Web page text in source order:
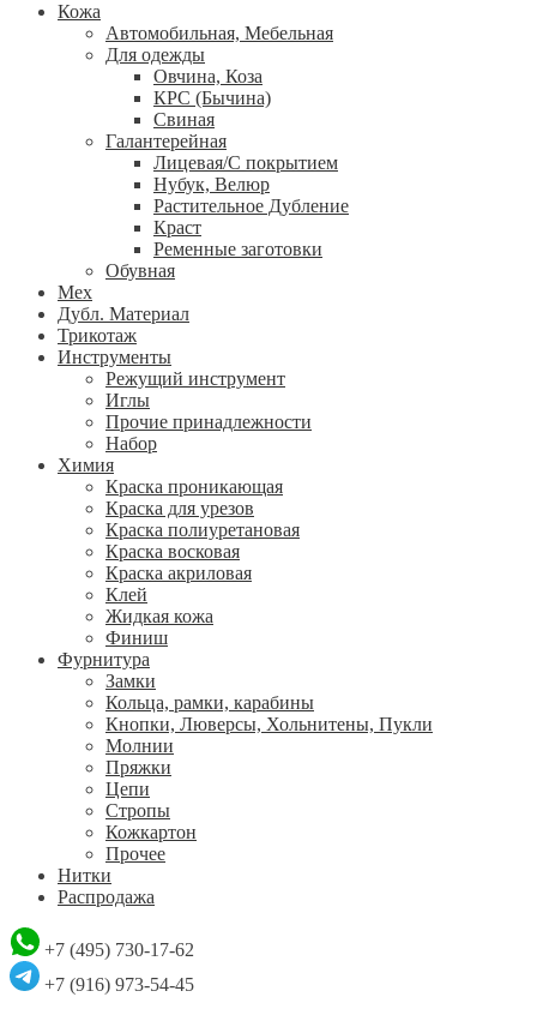
Кожа
Автомобильная, Мебельная
Для одежды
Овчина, Коза
КРС (Бычина)
Свиная
Галантерейная
Лицевая/С покрытием
Нубук, Велюр
Растительное Дубление
Краст
Ременные заготовки
Обувная
Мех
Дубл. Материал
Трикотаж
Инструменты
Режущий инструмент
Иглы
Прочие принадлежности
Набор
Химия
Краска проникающая
Краска для урезов
Краска полиуретановая
Краска восковая
Краска акриловая
Клей
Жидкая кожа
Финиш
Фурнитура
Замки
Кольца, рамки, карабины
Кнопки, Люверсы, Хольнитены, Пукли
Молнии
Пряжки
Цепи
Стропы
Кожкартон
Прочее
Нитки
Распродажа
+7 (495) 730-17-62
+7 (916) 973-54-45